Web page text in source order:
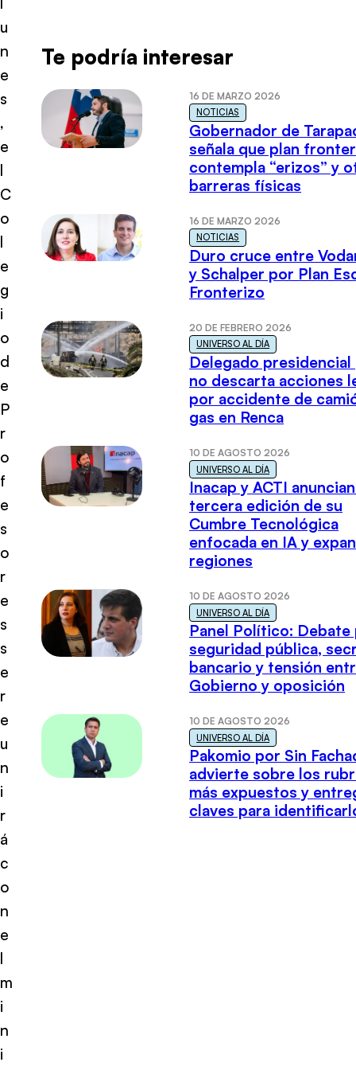
u
n
e
s
,
e
l
C
o
l
e
g
i
o
d
e
P
r
o
f
e
s
o
r
e
s
s
e
r
e
u
n
i
r
á
c
o
n
e
l
m
i
n
i
Te podría interesar
16 DE MARZO 2026
NOTICIAS
Gobernador de
señala que plan
contempla “erizos” y
barreras físicas
16 DE MARZO 2026
NOTICIAS
Duro cruce entre
y Schalper por Plan
Fronterizo
20 DE FEBRERO 2026
UNIVERSO AL DÍA
Delegado presidencial
no descarta acciones
por accidente de
gas en Renca
10 DE AGOSTO 2026
UNIVERSO AL DÍA
Inacap y ACTI
tercera edición de su
Cumbre Tecnológica
enfocada en IA y
regiones
10 DE AGOSTO 2026
UNIVERSO AL DÍA
Panel Político: Debate
seguridad pública,
bancario y tensión
Gobierno y oposición
10 DE AGOSTO 2026
UNIVERSO AL DÍA
Pakomio por Sin
advierte sobre los
más expuestos y
claves para